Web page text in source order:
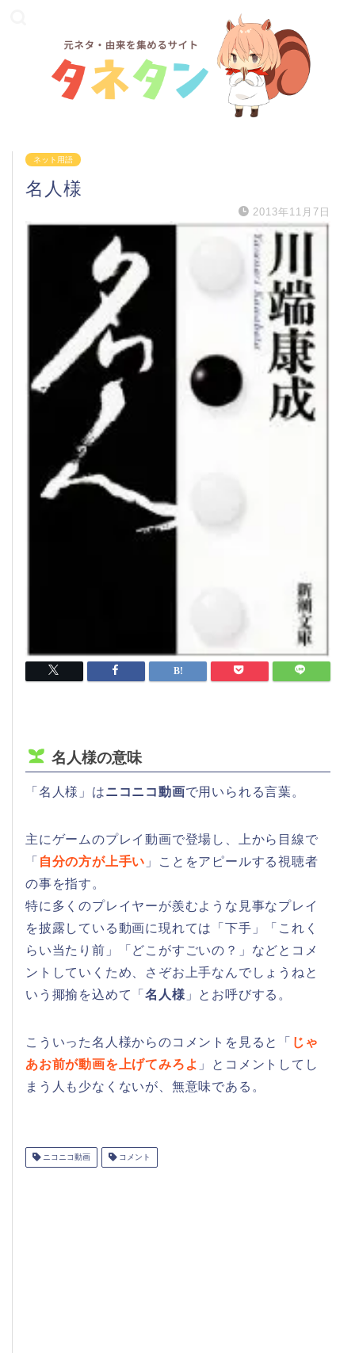
ネット用語
名人様
2013年11月7日
名人様の意味
「名人様」はニコニコ動画で用いられる言葉。
主にゲームのプレイ動画で登場し、上から目線で
「 自分の方が上手い 」ことをアピールする視聴者
の事を指す。
特に多くのプレイヤーが羨むような見事なプレイ
を披露している動画に現れては「下手」「これく
らい当たり前」「どこがすごいの？」などとコメ
ントしていくため、さぞお上手なんでしょうねと
いう揶揄を込めて「名人様 」とお呼びする。
こういった名人様からのコメントを見ると「 じゃ
あお前が動画を上げてみろよ 」とコメントしてし
まう人も少なくないが、無意味である。
ニコニコ動画 コメント